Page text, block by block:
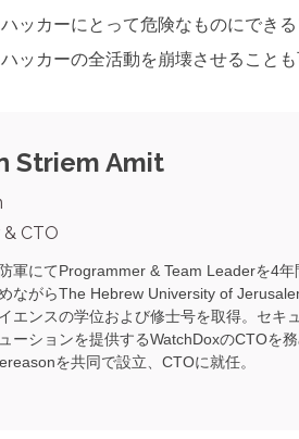
ッカーにとって危険なものにでき
ッカーの全活動を崩壊させること
Striem Amit
CTO
軍にてProgrammer & Team Leaderを4年
ながらThe Hebrew University of
エンスの学位および修士号を取得。セキ
ーションを提供するWatchDoxのCTOを務
を共同で設立、CTOに就任。